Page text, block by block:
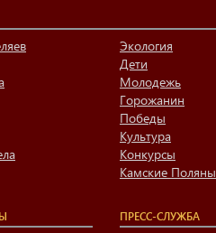
Экология
Дети
Молодежь
Горожанин
Победы
Культура
Конкурсы
Камские Поляны
ПРЕСС-СЛУЖБА